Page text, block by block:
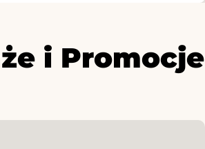
i Promocje